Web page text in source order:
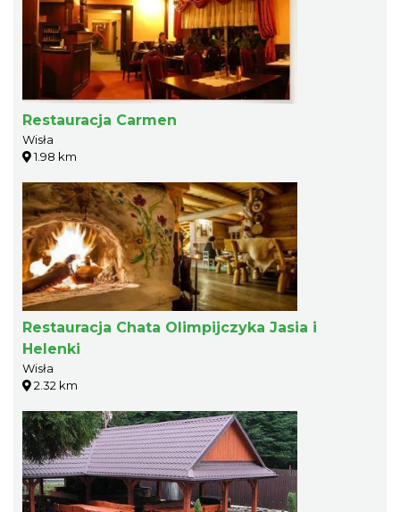
Restauracja Carmen
Wisła
1.98 km
Restauracja Chata Olimpijczyka Jasia i
Helenki
Wisła
2.32 km